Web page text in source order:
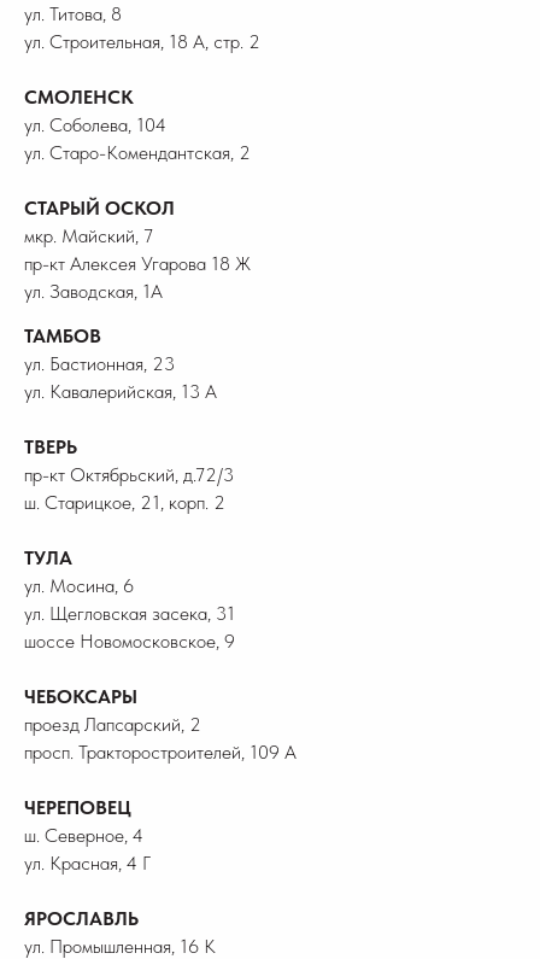
ул. Титова, 8
ул. Строительная, 18 А, стр. 2
СМОЛЕНСК
ул. Соболева, 104
ул. Старо-Комендантская, 2
СТАРЫЙ ОСКОЛ
мкр. Майский, 7
пр-кт Алексея Угарова 18 Ж
ул. Заводская, 1А
ТАМБОВ
ул. Бастионная, 23
ул. Кавалерийская, 13 А
ТВЕРЬ
пр-кт Октябрьский, д.72/3
ш. Старицкое, 21, корп. 2
ТУЛА
ул. Мосина, 6
ул. Щегловская засека, 31
шоссе Новомосковское, 9
ЧЕБОКСАРЫ
проезд Лапсарский, 2
просп. Тракторостроителей, 109 А
ЧЕРЕПОВЕЦ
ш. Северное, 4
ул. Красная, 4 Г
ЯРОСЛАВЛЬ
ул. Промышленная, 16 К